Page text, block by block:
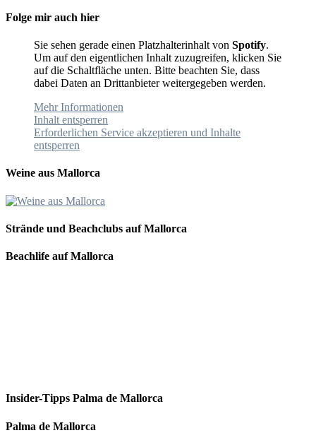
Folge mir auch hier
Sie sehen gerade einen Platzhalterinhalt von Spotify.
Um auf den eigentlichen Inhalt zuzugreifen, klicken Sie
auf die Schaltfläche unten. Bitte beachten Sie, dass
dabei Daten an Drittanbieter weitergegeben werden.
Mehr Informationen
Inhalt entsperren
Erforderlichen Service akzeptieren und Inhalte
entsperren
Weine aus Mallorca
Strände und Beachclubs auf Mallorca
Beachlife auf Mallorca
Insider-Tipps Palma de Mallorca
Palma de Mallorca